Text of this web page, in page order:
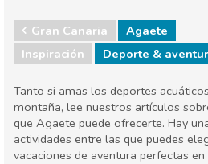
Gran Canaria
Agaete
Inspiración
Deporte &
Tanto si amas los deportes
montaña, lee nuestros artículos
que Agaete puede ofrecerte. Hay
actividades entre las que puedes
vacaciones de aventura perfectas